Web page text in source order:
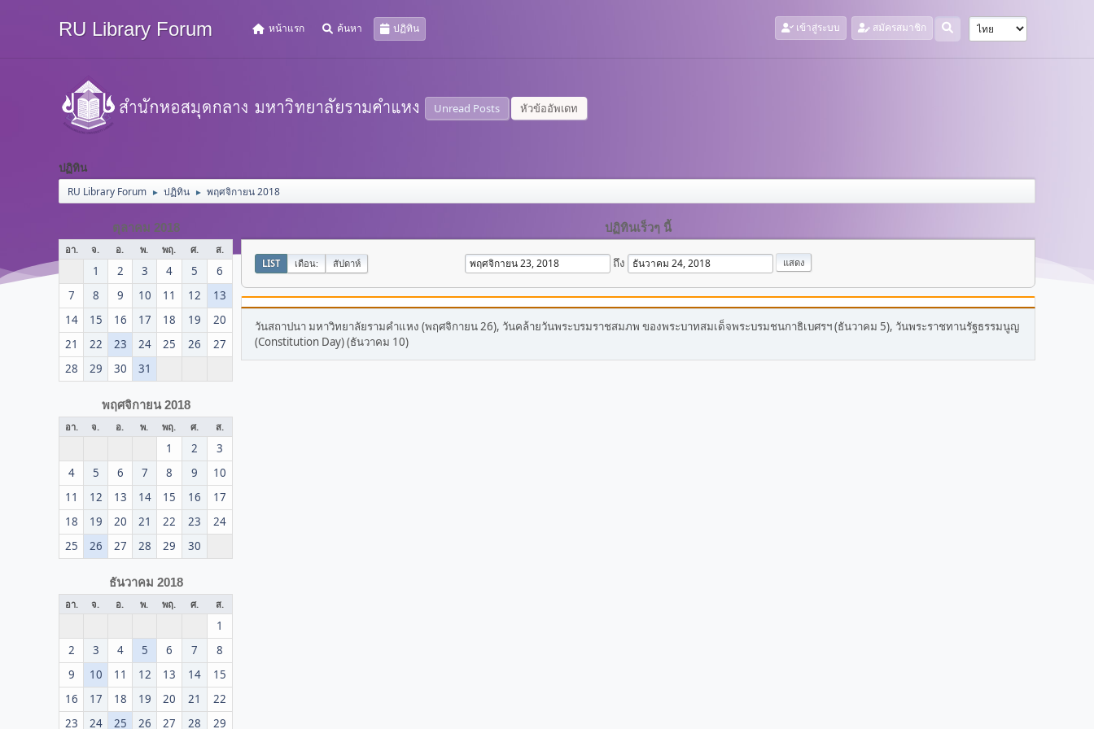
RU Library Forum หน้าแรก ค้นหา ปฏิทิน เข้าสู่ระบบ สมัครสมาชิก
Unread Posts หัวข้ออัพเดท
ปฏิทิน
RU Library Forum ► ปฏิทิน ► พฤศจิกายน 2018
ตุลาคม 2018
อา. จ. อ. พ. พฤ. ศ. ส.
1 2 3 4 5
6
7
8 9 10 11 12
13
14
15 16 17 18 19
20
21
22 23 24 25 26
27
28
29 30 31
พฤศจิกายน 2018
อา. จ. อ. พ. พฤ. ศ. ส.
1 2
3
4
5 6 7 8 9
10
11
12 13 14 15 16
17
18
19 20 21 22 23
24
25
26 27 28 29 30
ธันวาคม 2018
อา. จ. อ. พ. พฤ. ศ. ส.
1
2
3 4 5 6 7
8
9
10 11 12 13 14
15
16
17 18 19 20 21
22
23
24 25 26 27 28 29
ปฏิทินเร็วๆ นี้
LIST เดือน: สัปดาห์ ถึง
วันสถาปนา มหาวิทยาลัยรามคำแหง (พฤศจิกายน 26), วันคล้ายวันพระบรมราชสมภพ ของพระบาทสมเด็จพระบรมชนกาธิเบศรฯ (ธันวาคม 5), วันพระราชทานรัฐธรรมนูญ
(Constitution Day) (ธันวาคม 10)